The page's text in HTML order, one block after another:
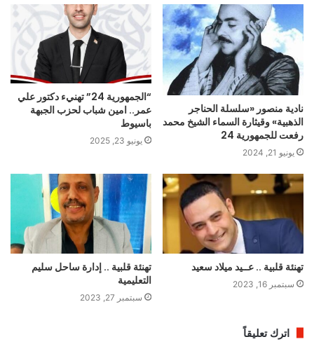
نادية منصور «سلسلة الحناجر
الذهبية» وقيثارة السماء الشيخ محمد
رفعت للجمهورية 24
يونيو 21, 2024
“الجمهورية 24” تهنيء دكتور علي
عمر.. امين شباب لحزب الجبهة
باسيوط
يونيو 23, 2025
تهنئة قلبية .. عــيد ميلاد سعيد
سبتمبر 16, 2023
تهنئة قلبية .. إدارة ساحل سليم
التعليمية
سبتمبر 27, 2023
اترك تعليقاً